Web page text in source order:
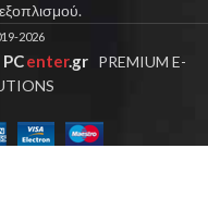
2026
PCenter.gr PREMIUM E-